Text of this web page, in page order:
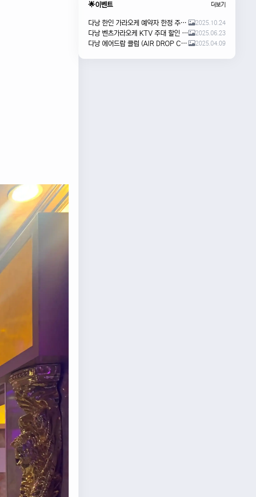
🌟이벤트 더보기
다낭 한인 가라오케 예약자 한정 주류 이벤트 안내 2025.10.24
다낭 벤츠가라오케 KTV 주대 할인 해피아워 이벤트 2025.06.23
다낭 에어드랍 클럽 (AIR DROP CLUB) 오픈 이벤트!! 2025.04.09